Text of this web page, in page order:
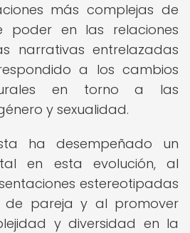
más complejas de
poder en las relaciones
narrativas entrelazadas
a los cambios
en torno a las
y sexualidad.
ha desempeñado un
en esta evolución, al
estereotipadas
de pareja y al promover
y diversidad en la